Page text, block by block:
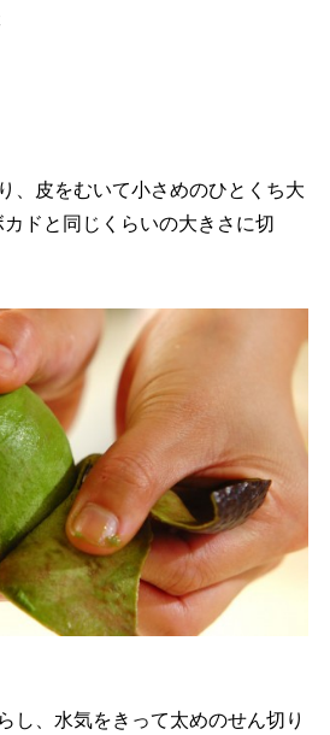
、皮をむいて小さめのひとくち大
ドと同じくらいの大きさに切
し、水気をきって太めのせん切り